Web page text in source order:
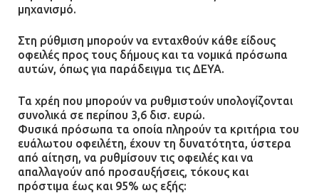
μηχανισμό.
Στη ρύθμιση μπορούν να ενταχθούν κάθε είδους
οφειλές προς τους δήμους και τα νομικά πρόσωπα
αυτών, όπως για παράδειγμα τις ΔΕΥΑ.
Τα χρέη που μπορούν να ρυθμιστούν υπολογίζονται
συνολικά σε περίπου 3,6 δισ. ευρώ.
Φυσικά πρόσωπα τα οποία πληρούν τα κριτήρια του
ευάλωτου οφειλέτη, έχουν τη δυνατότητα, ύστερα
από αίτηση, να ρυθμίσουν τις οφειλές και να
απαλλαγούν από προσαυξήσεις, τόκους και
πρόστιμα έως και 95% ως εξής: